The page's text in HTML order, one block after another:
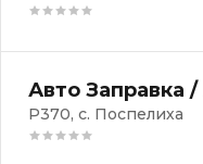
Авто Заправка
Р370, с. Поспелиха